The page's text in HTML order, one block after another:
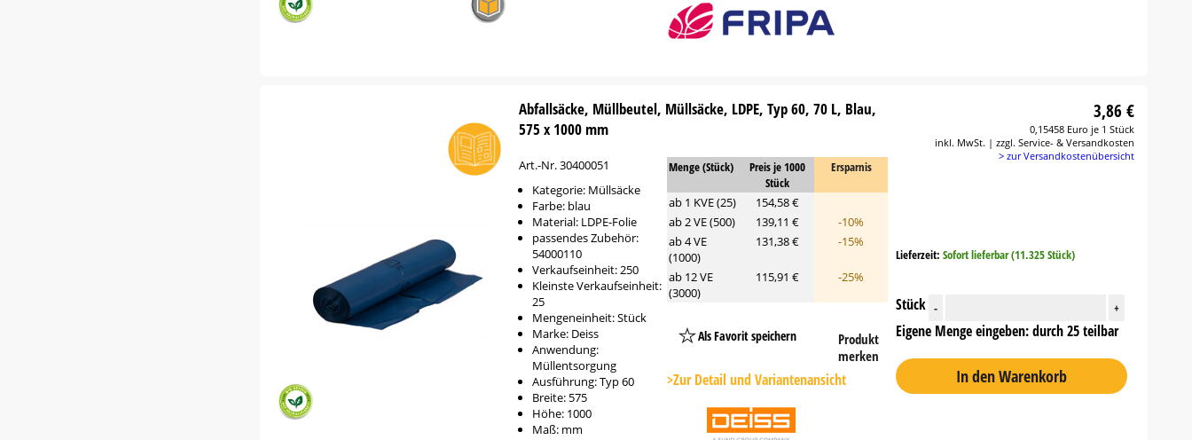
Abfallsäcke, Müllbeutel, Müllsäcke, LDPE, Typ 60, 70 L, Blau,
575 x 1000 mm
Art.-Nr. 30400051
Kategorie: Müllsäcke
Farbe: blau
Material: LDPE-Folie
passendes Zubehör:
54000110
Verkaufseinheit: 250
Kleinste Verkaufseinheit:
25
Mengeneinheit: Stück
Marke: Deiss
Anwendung:
Müllentsorgung
Ausführung: Typ 60
Breite: 575
Höhe: 1000
Maß: mm
Menge (Stück)
Preis je 1000
Stück
Ersparnis
ab 1 KVE (25)
154,58 €
ab 2 VE (500)
139,11 €
-10%
ab 4 VE
(1000)
131,38 € -15%
ab 12 VE
(3000)
115,91 € -25%
Als Favorit speichern
Button
Produkt
merken
>Zur Detail und Variantenansicht
3,86 €
0,15458 Euro je 1 Stück
inkl. MwSt. | zzgl. Service- & Versandkosten
> zur Versandkostenübersicht
Lieferzeit: Sofort lieferbar (11.325 Stück)
Stück - +
Eigene Menge eingeben: durch 25 teilbar
In den Warenkorb